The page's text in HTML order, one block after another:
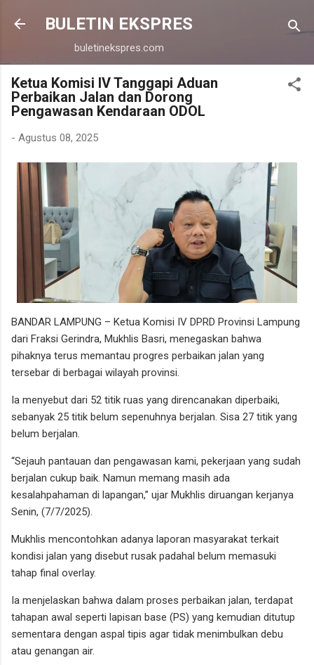
Langsung ke konten utama
BULETIN EKSPRES
buletinekspres.com
Ketua Komisi IV Tanggapi Aduan
Perbaikan Jalan dan Dorong
Pengawasan Kendaraan ODOL
- Agustus 08, 2025
BANDAR LAMPUNG – Ketua Komisi IV DPRD Provinsi Lampung
dari Fraksi Gerindra, Mukhlis Basri, menegaskan bahwa
pihaknya terus memantau progres perbaikan jalan yang
tersebar di berbagai wilayah provinsi.
Ia menyebut dari 52 titik ruas yang direncanakan diperbaiki,
sebanyak 25 titik belum sepenuhnya berjalan. Sisa 27 titik yang
belum berjalan.
“Sejauh pantauan dan pengawasan kami, pekerjaan yang sudah
berjalan cukup baik. Namun memang masih ada
kesalahpahaman di lapangan,” ujar Mukhlis diruangan kerjanya
Senin, (7/7/2025).
Mukhlis mencontohkan adanya laporan masyarakat terkait
kondisi jalan yang disebut rusak padahal belum memasuki
tahap final overlay.
Ia menjelaskan bahwa dalam proses perbaikan jalan, terdapat
tahapan awal seperti lapisan base (PS) yang kemudian ditutup
sementara dengan aspal tipis agar tidak menimbulkan debu
atau genangan air.